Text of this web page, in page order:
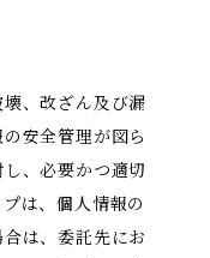
、改ざん及び漏
安全管理が図ら
、必要かつ適切
は、個人情報の
は、委託先にお